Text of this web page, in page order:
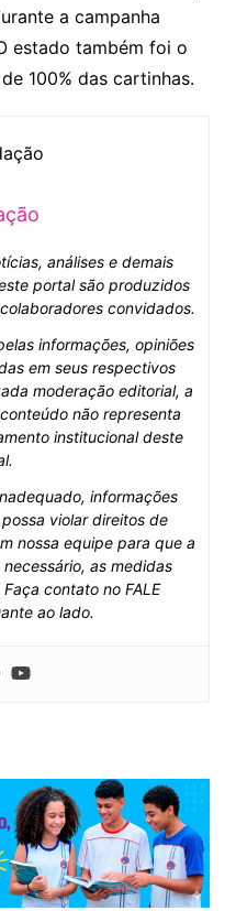
a campanha
estado também foi o
100% das cartinhas.
análises e demais
portal são produzidos
convidados.
informações, opiniões
em seus respectivos
moderação editorial, a
não representa
institucional deste
informações
violar direitos de
nossa equipe para que a
as medidas
contato no FALE
ao lado.